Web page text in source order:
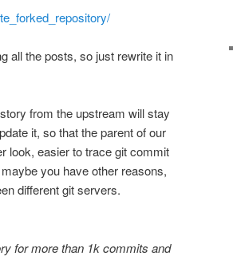
all the posts, so just rewrite it in
from the upstream will stay
it, so that the parent of our
look, easier to trace git commit
you have other reasons,
different git servers.
for more than 1k commits and